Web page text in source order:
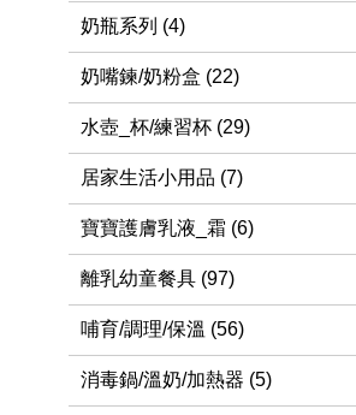
奶瓶系列 (4)
奶嘴鍊/奶粉盒 (22)
水壺_杯/練習杯 (29)
居家生活小用品 (7)
寶寶護膚乳液_霜 (6)
離乳幼童餐具 (97)
哺育/調理/保溫 (56)
消毒鍋/溫奶/加熱器 (5)